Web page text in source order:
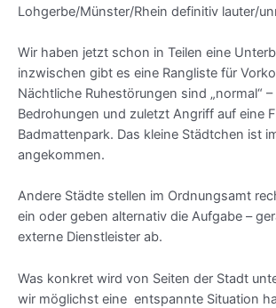
Lohgerbe/Münster/Rhein definitiv lauter/
Wir haben jetzt schon in Teilen eine
inzwischen gibt es eine Rangliste für
Nächtliche Ruhestörungen sind „normal“ –
Bedrohungen und zuletzt Angriff auf eine
Badmattenpark. Das kleine Städtchen ist
angekommen.
Andere Städte stellen im Ordnungsamt
ein oder geben alternativ die Aufgabe –
externe Dienstleister ab.
Was konkret wird von Seiten der Stadt
wir möglichst eine entspannte Situation